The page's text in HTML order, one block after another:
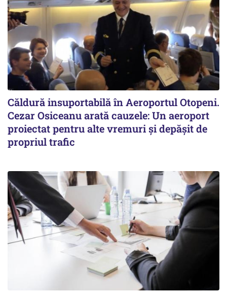
Căldură insuportabilă în Aeroportul Otopeni.
Cezar Osiceanu arată cauzele: Un aeroport
proiectat pentru alte vremuri și depășit de
propriul trafic